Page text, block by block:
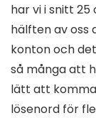
har vi i snitt
hälften av oss
konton och
så många att
lätt att
lösenord för